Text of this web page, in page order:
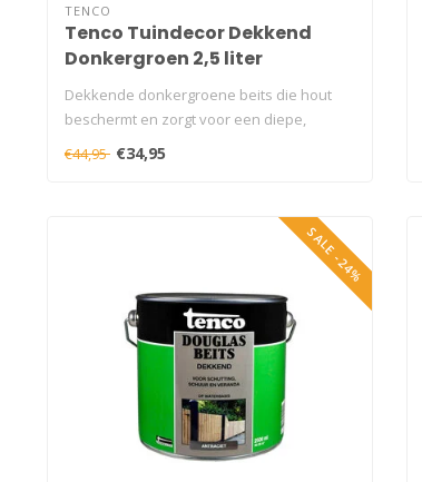
TENCO
Tenco Tuindecor Dekkend
Donkergroen 2,5 liter
Dekkende donkergroene beits die hout
beschermt en zorgt voor een diepe,
rustige ..
€44,95 €34,95
SALE -24%